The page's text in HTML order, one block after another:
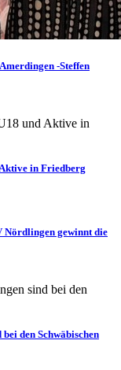
-Steffen
in Friedberg
Nördlingen gewinnt die
den Schwäbischen